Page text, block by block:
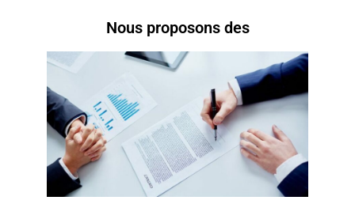
Nous proposons des